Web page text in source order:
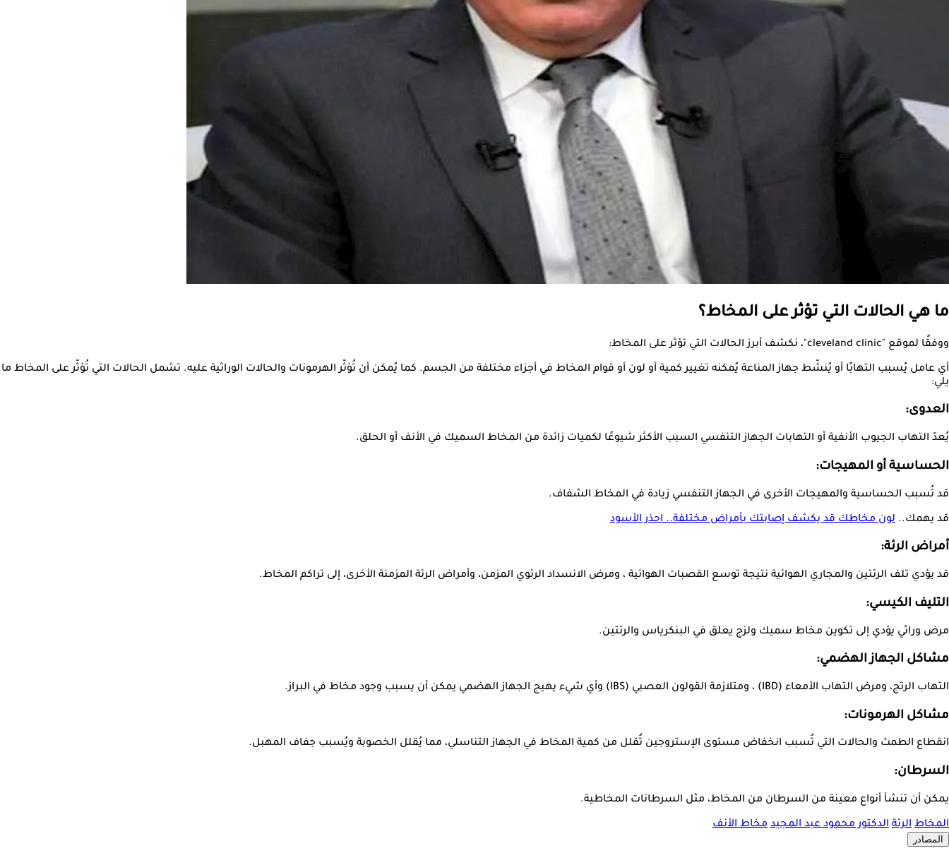
ما هي الحالات التي تؤثر على المخاط؟
ووفقًا لموقع "cleveland clinic"، نكشف أبرز الحالات التي تؤثر على المخاط:
أي عامل يُسبب التهابًا أو يُنشّط جهاز المناعة يُمكنه تغيير كمية أو لون أو قوام المخاط في أجزاء مختلفة من الجسم. كما يُمكن أن تُؤثّر الهرمونات والحالات الوراثية عليه. تشمل الحالات التي تُؤثّر على المخاط ما
يلي:
العدوى:
يُعدّ التهاب الجيوب الأنفية أو التهابات الجهاز التنفسي السبب الأكثر شيوعًا لكميات زائدة من المخاط السميك في الأنف أو الحلق.
الحساسية أو المهيجات:
قد تُسبب الحساسية والمهيجات الأخرى في الجهاز التنفسي زيادة في المخاط الشفاف.
قد يهمك.. لون مخاطك قد يكشف إصابتك بأمراض مختلفة.. احذر الأسود
أمراض الرئة:
قد يؤدي تلف الرئتين والمجاري الهوائية نتيجة توسع القصبات الهوائية ، ومرض الانسداد الرئوي المزمن، وأمراض الرئة المزمنة الأخرى، إلى تراكم المخاط.
التليف الكيسي:
مرض وراثي يؤدي إلى تكوين مخاط سميك ولزج يعلق في البنكرياس والرئتين.
مشاكل الجهاز الهضمي:
التهاب الرتج، ومرض التهاب الأمعاء (IBD) ، ومتلازمة القولون العصبي (IBS) وأي شيء يهيج الجهاز الهضمي يمكن أن يسبب وجود مخاط في البراز.
مشاكل الهرمونات:
انقطاع الطمث والحالات التي تُسبب انخفاض مستوى الإستروجين تُقلل من كمية المخاط في الجهاز التناسلي، مما يُقلل الخصوبة ويُسبب جفاف المهبل.
السرطان:
يمكن أن تنشأ أنواع معينة من السرطان من المخاط، مثل السرطانات المخاطية.
المخاط الرئة الدكتور محمود عبد المجيد مخاط الأنف
المصادر